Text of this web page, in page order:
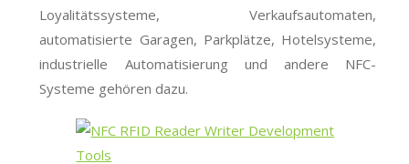
Loyalitätssysteme, Verkaufsautomaten,
automatisierte Garagen, Parkplätze, Hotelsysteme,
industrielle Automatisierung und andere NFC-
Systeme gehören dazu.